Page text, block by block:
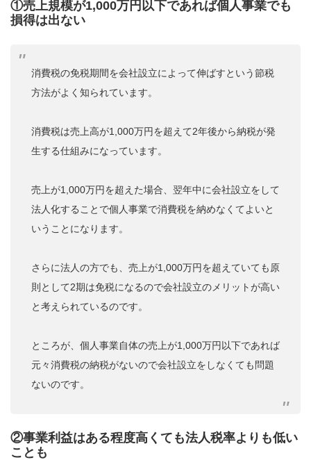
①売上規模が1,000万円以下であれば個人事業でも
損得は出ない
消費税の免税期間を会社設立によって伸ばすという節税
方法がよく知られています。
消費税は売上高が1,000万円を超えて2年後から納税が発
生する仕組みになっています。
売上が1,000万円を超えた場合、翌年中に会社設立をして
法人化することで個人事業で消費税を納めなくてよいと
いうことになります。
さらに法人の方でも、売上が1,000万円を超えていても原
則として2期は免税になるので会社設立のメリットが高い
と考えられているのです。
ところが、個人事業自体の売上が1,000万円以下であれば
元々消費税の納税がないので会社設立をしなくても問題
ないのです。
②事業利益はある程度高くても法人税率よりも低い
ことも